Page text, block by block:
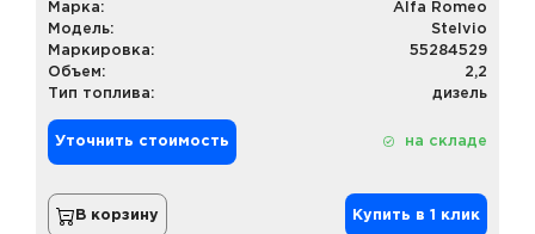
Марка:
Alfa Romeo
Модель:
Stelvio
Маркировка:
55284529
Объем:
2,2
Тип топлива:
дизель
Уточнить стоимость на складе
В корзину Купить в 1 клик